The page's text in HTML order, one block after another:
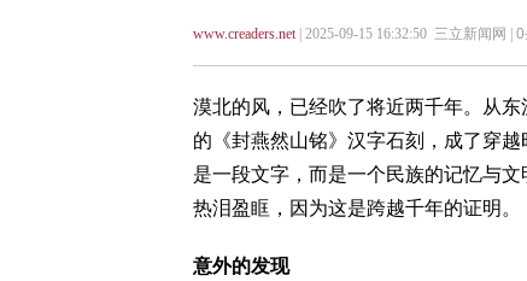
www.creaders.net| 2025-09-15 16:32:50 三立新闻网 | 0
漠北的风，已经吹了将近两千年。从
的《封燕然山铭》汉字石刻，成了穿
是一段文字，而是一个民族的记忆与
热泪盈眶，因为这是跨越千年的证明。
意外的发现